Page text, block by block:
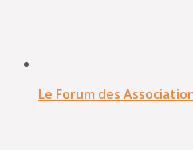
Le Forum des